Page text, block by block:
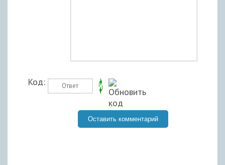
Код: